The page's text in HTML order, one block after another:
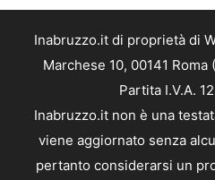
Inabruzzo.it di proprietà di
Marchese 10, 00141
Partita I.V.A.
Inabruzzo.it non è una
viene aggiornato senza
pertanto considerarsi un